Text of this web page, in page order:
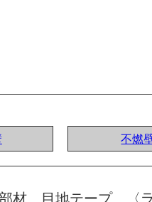
不燃
材 目地テープ 〈ラ